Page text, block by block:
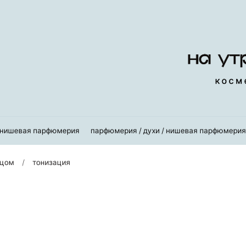
парфюмерия парфюмерия / духи / нишевая парфюмерия
тонизация